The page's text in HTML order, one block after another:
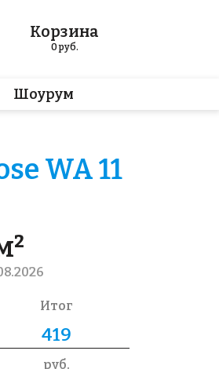
Корзина
0руб.
Шоурум
WA 11
Итог
руб.